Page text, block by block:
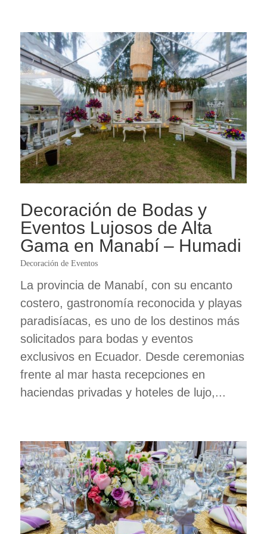
Decoración de Bodas y
Eventos Lujosos de Alta
Gama en Manabí – Humadi
Decoración de Eventos
La provincia de Manabí, con su encanto
costero, gastronomía reconocida y playas
paradisíacas, es uno de los destinos más
solicitados para bodas y eventos
exclusivos en Ecuador. Desde ceremonias
frente al mar hasta recepciones en
haciendas privadas y hoteles de lujo,...